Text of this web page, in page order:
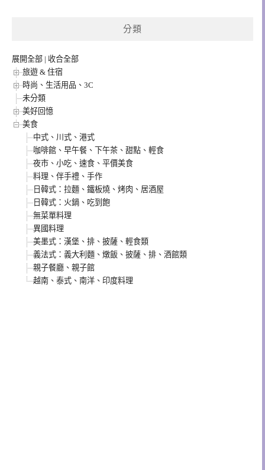
分類
展開全部 | 收合全部
旅遊 & 住宿
時尚、生活用品、3C
未分類
美好回憶
美食
中式、川式、港式
咖啡館、早午餐、下午茶、甜點、輕食
夜市、小吃、速食、平價美食
料理、伴手禮、手作
日韓式：拉麵、鐵板燒、烤肉、居酒屋
日韓式：火鍋、吃到飽
無菜單料理
異國料理
美墨式：漢堡、排、披薩、輕食類
義法式：義大利麵、燉飯、披薩、排、酒館類
親子餐廳、親子館
越南、泰式、南洋、印度料理